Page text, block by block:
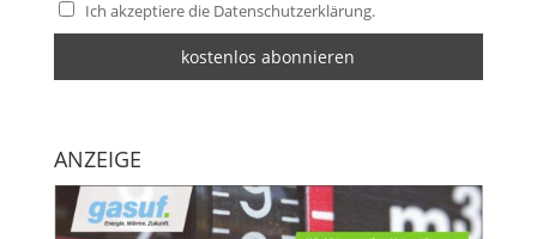
Ich akzeptiere die Datenschutzerklärung.
ANZEIGE